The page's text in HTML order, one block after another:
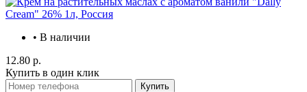
• В наличии
12.80 р.
Купить в один клик
Купить